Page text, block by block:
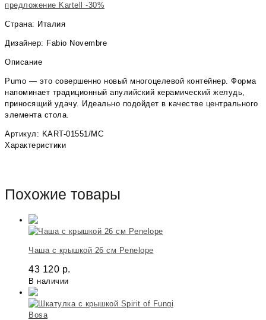
предложение Kartell -30%
Страна: Италия
Дизайнер: Fabio Novembre
Описание
Pumo — это совершенно новый многоцелевой контейнер. Форма
напоминает традиционный апулийский керамический желудь,
приносящий удачу. Идеально подойдет в качестве центрального
элемента стола.
Артикул: KART-01551/MC
Характеристики
Похожие товары
Чаша с крышкой 26 см Penelope
43 120 р.
В наличии
Bosa